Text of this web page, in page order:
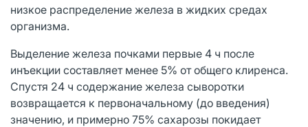
низкое распределение железа в жидких средах
организма.
Выделение железа почками первые 4 ч после
инъекции составляет менее 5% от общего клиренса.
Спустя 24 ч содержание железа сыворотки
возвращается к первоначальному (до введения)
значению, и примерно 75% сахарозы покидает